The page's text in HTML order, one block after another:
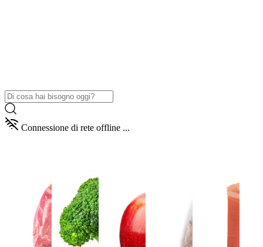
Connessione di rete offline ...